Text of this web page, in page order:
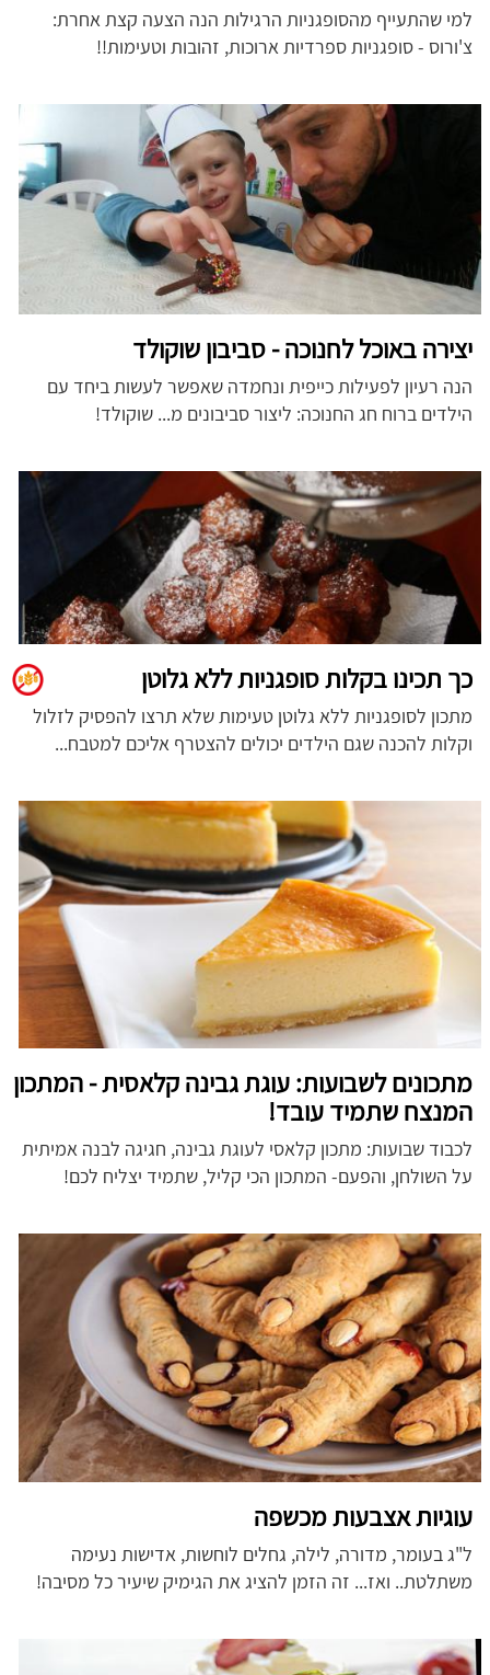
למי שהתעייף מהסופגניות הרגילות הנה הצעה קצת אחרת:
צ'ורוס - סופגניות ספרדיות ארוכות, זהובות וטעימות!!
יצירה באוכל לחנוכה - סביבון שוקולד
הנה רעיון לפעילות כייפית ונחמדה שאפשר לעשות ביחד עם
הילדים ברוח חג החנוכה: ליצור סביבונים מ... שוקולד!
כך תכינו בקלות סופגניות ללא גלוטן
מתכון לסופגניות ללא גלוטן טעימות שלא תרצו להפסיק לזלול
וקלות להכנה שגם הילדים יכולים להצטרף אליכם למטבח...
מתכונים לשבועות: עוגת גבינה קלאסית - המתכון
המנצח שתמיד עובד!
לכבוד שבועות: מתכון קלאסי לעוגת גבינה, חגיגה לבנה אמיתית
על השולחן, והפעם- המתכון הכי קליל, שתמיד יצליח לכם!
עוגיות אצבעות מכשפה
ל"ג בעומר, מדורה, לילה, גחלים לוחשות, אדישות נעימה
משתלטת.. ואז... זה הזמן להציג את הגימיק שיעיר כל מסיבה!